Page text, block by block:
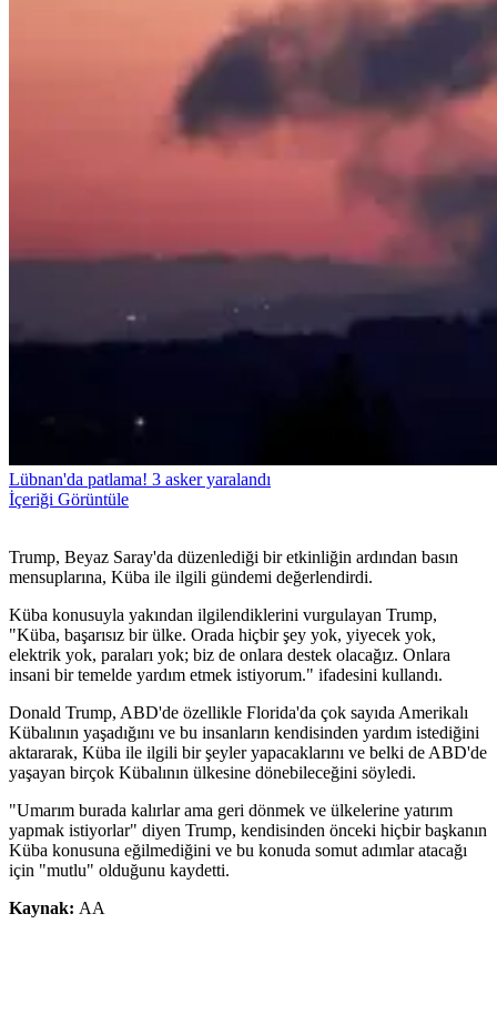
Lübnan'da patlama! 3 asker yaralandı
İçeriği Görüntüle
Trump, Beyaz Saray'da düzenlediği bir etkinliğin ardından basın
mensuplarına, Küba ile ilgili gündemi değerlendirdi.
Küba konusuyla yakından ilgilendiklerini vurgulayan Trump,
"Küba, başarısız bir ülke. Orada hiçbir şey yok, yiyecek yok,
elektrik yok, paraları yok; biz de onlara destek olacağız. Onlara
insani bir temelde yardım etmek istiyorum." ifadesini kullandı.
Donald Trump, ABD'de özellikle Florida'da çok sayıda Amerikalı
Kübalının yaşadığını ve bu insanların kendisinden yardım istediğini
aktararak, Küba ile ilgili bir şeyler yapacaklarını ve belki de ABD'de
yaşayan birçok Kübalının ülkesine dönebileceğini söyledi.
"Umarım burada kalırlar ama geri dönmek ve ülkelerine yatırım
yapmak istiyorlar" diyen Trump, kendisinden önceki hiçbir başkanın
Küba konusuna eğilmediğini ve bu konuda somut adımlar atacağı
için "mutlu" olduğunu kaydetti.
Kaynak: AA